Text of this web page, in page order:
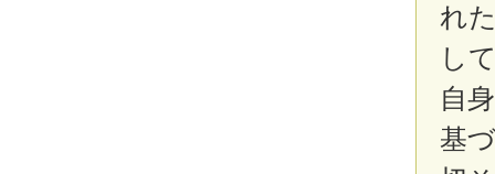
れ
し
自
基